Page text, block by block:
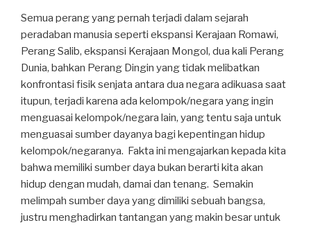
Semua perang yang pernah terjadi dalam sejarah
peradaban manusia seperti ekspansi Kerajaan Romawi,
Perang Salib, ekspansi Kerajaan Mongol, dua kali Perang
Dunia, bahkan Perang Dingin yang tidak melibatkan
konfrontasi fisik senjata antara dua negara adikuasa saat
itupun, terjadi karena ada kelompok/negara yang ingin
menguasai kelompok/negara lain, yang tentu saja untuk
menguasai sumber dayanya bagi kepentingan hidup
kelompok/negaranya. Fakta ini mengajarkan kepada kita
bahwa memiliki sumber daya bukan berarti kita akan
hidup dengan mudah, damai dan tenang. Semakin
melimpah sumber daya yang dimiliki sebuah bangsa,
justru menghadirkan tantangan yang makin besar untuk